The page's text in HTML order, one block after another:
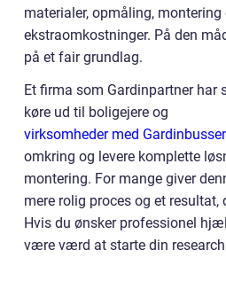
materialer, opmåling, montering
ekstraomkostninger. På den
på et fair grundlag.
Et firma som Gardinpartner har
køre ud til boligejere og
virksomheder med
omkring og levere komplette
montering. For mange giver
mere rolig proces og et resultat,
Hvis du ønsker professionel
være værd at starte din